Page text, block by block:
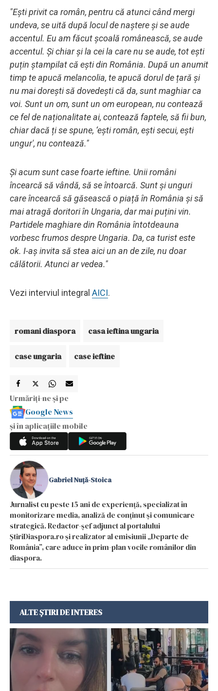
"Ești privit ca român, pentru că atunci când mergi
undeva, se uită după locul de naștere și se aude
accentul. Eu am făcut școală românească, se aude
accentul. Și chiar și la cei la care nu se aude, tot ești
puțin ștampilat că ești din România. După un anumit
timp te apucă melancolia, te apucă dorul de țară și
nu mai dorești să dovedești că da, sunt maghiar ca
voi. Sunt un om, sunt un om european, nu contează
ce fel de naționalitate ai, contează faptele, să fii bun,
chiar dacă ți se spune, ‘ești român, ești secui, ești
ungur', nu contează."
Și acum sunt case foarte ieftine. Unii români
încearcă să vândă, să se întoarcă. Sunt și unguri
care încearcă să găsească o piață în România și să
mai atragă doritori în Ungaria, dar mai puțini vin.
Partidele maghiare din România întotdeauna
vorbesc frumos despre Ungaria. Da, ca turist este
ok. I-aș invita să stea aici un an de zile, nu doar
călătorii. Atunci ar vedea."
Vezi interviul integral AICI.
romani diaspora casa ieftina ungaria
case ungaria case ieftine
Urmăriți-ne și pe
Google News
și în aplicațiile mobile
Gabriel Nuță-Stoica
Jurnalist cu peste 15 ani de experiență, specializat în
monitorizare media, analiză de conținut și comunicare
strategică. Redactor-șef adjunct al portalului
ȘtiriDiaspora.ro și realizator al emisiunii „Departe de
România”, care aduce în prim-plan vocile românilor din
diaspora.
ALTE ȘTIRI DE INTERES